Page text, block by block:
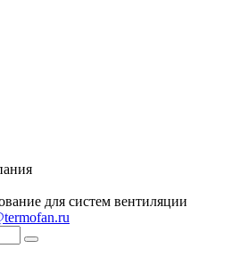
для систем вентиляции